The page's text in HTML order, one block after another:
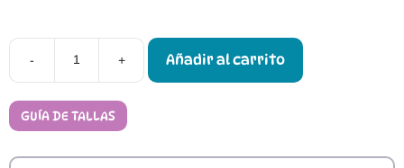
-
Zapatillas
Barefoot
+ Añadir al carrito
GUÍA DE TALLAS